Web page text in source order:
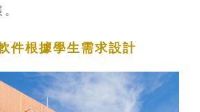
件根據學生需求設計